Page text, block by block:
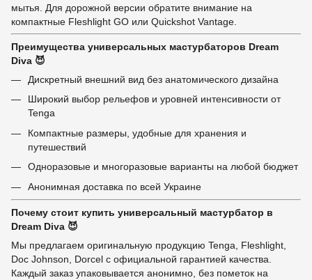
мытья. Для дорожной версии обратите внимание на
компактные Fleshlight GO или Quickshot Vantage.
Преимущества универсальных мастурбаторов Dream
Diva 😈
Дискретный внешний вид без анатомического дизайна
Широкий выбор рельефов и уровней интенсивности от
Tenga
Компактные размеры, удобные для хранения и
путешествий
Одноразовые и многоразовые варианты на любой бюджет
Анонимная доставка по всей Украине
Почему стоит купить универсальный мастурбатор в
Dream Diva 😈
Мы предлагаем оригинальную продукцию Tenga, Fleshlight,
Doc Johnson, Dorcel с официальной гарантией качества.
Каждый заказ упаковывается анонимно, без пометок на